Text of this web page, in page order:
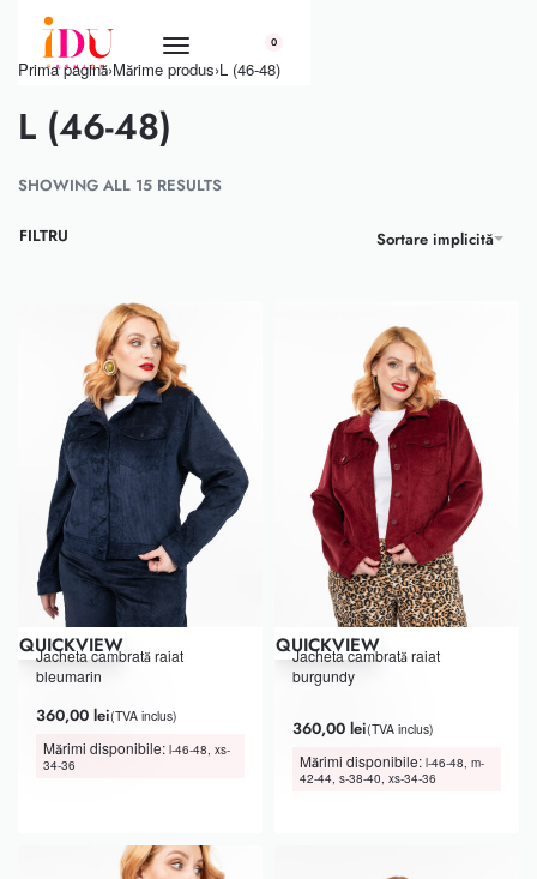
conținut
0
Prima pagină›Mărime produs›L (46-48)
L (46-48)
SHOWING ALL 15 RESULTS
Sortare implicită
FILTRU
QUICKVIEW
Jacheta cambrată raiat
bleumarin
360,00 lei(TVA inclus)
Mărimi disponibile: l-46-48, xs-
34-36
QUICKVIEW
Jacheta cambrată raiat
burgundy
Evaluat la5.00din 5
360,00 lei(TVA inclus)
Mărimi disponibile: l-46-48, m-
42-44, s-38-40, xs-34-36